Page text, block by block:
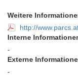
Weitere
http://
Interne
-
Externe
-